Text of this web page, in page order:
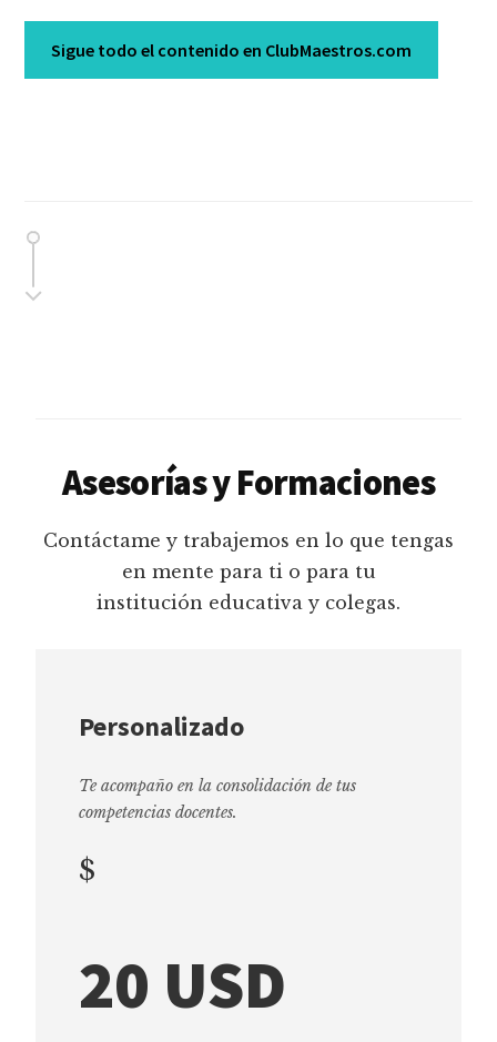
Sigue todo el contenido en ClubMaestros.com
Asesorías y Formaciones
Contáctame y trabajemos en lo que tengas
en mente para ti o para tu
institución educativa y colegas.
Personalizado
Te acompaño en la consolidación de tus
competencias docentes.
$
20 USD